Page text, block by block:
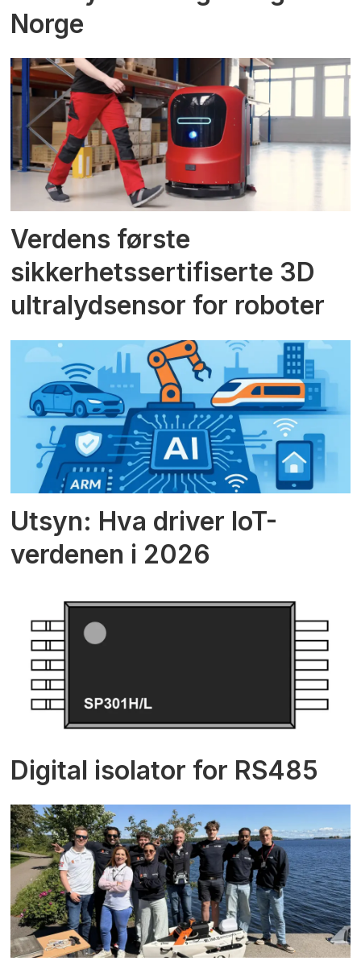
Norge
Verdens første
sikkerhetssertifiserte 3D
ultralydsensor for roboter
Utsyn: Hva driver IoT-
verdenen i 2026
Digital isolator for RS485